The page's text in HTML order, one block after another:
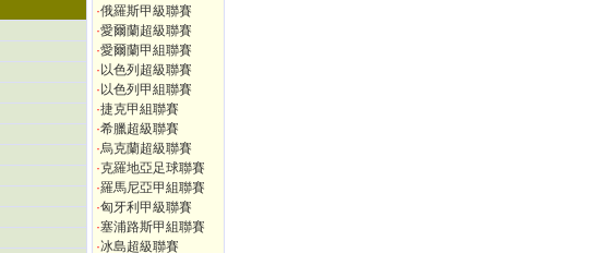
·俄羅斯甲級聯賽
·愛爾蘭超級聯賽
·愛爾蘭甲組聯賽
· 以色列超級聯賽
· 以色列甲組聯賽
·捷克甲組聯賽
·希臘超級聯賽
·烏克蘭超級聯賽
·克羅地亞足球聯賽
·羅馬尼亞甲組聯賽
·匈牙利甲級聯賽
·塞浦路斯甲組聯賽
·冰島超級聯賽